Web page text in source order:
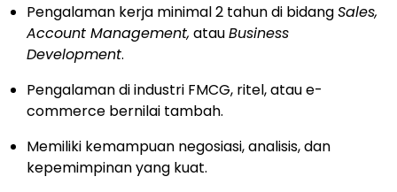
Pengalaman kerja minimal 2 tahun di bidangSales,
Account Management, atauBusiness
Development.
Pengalaman di industri FMCG, ritel, atau e-
commerce bernilai tambah.
Memiliki kemampuan negosiasi, analisis, dan
kepemimpinan yang kuat.